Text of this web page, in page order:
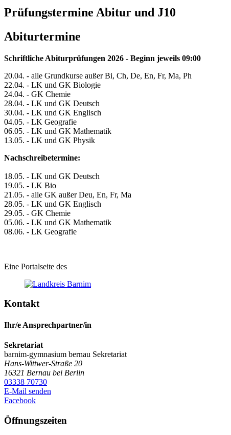
Prüfungstermine Abitur und J10
Abiturtermine
Schriftliche Abiturprüfungen 2026 - Beginn jeweils 09:00
20.04. - alle Grundkurse außer Bi, Ch, De, En, Fr, Ma, Ph
22.04. - LK und GK Biologie
24.04. - GK Chemie
28.04. - LK und GK Deutsch
30.04. - LK und GK Englisch
04.05. - LK Geografie
06.05. - LK und GK Mathematik
13.05. - LK und GK Physik
Nachschreibetermine:
18.05. - LK und GK Deutsch
19.05. - LK Bio
21.05. - alle GK außer Deu, En, Fr, Ma
28.05. - LK und GK Englisch
29.05. - GK Chemie
05.06. - LK und GK Mathematik
08.06. - LK Geografie
Eine Portalseite des
Kontakt
Ihr/e Ansprechpartner/in
Sekretariat
barnim-gymnasium bernau Sekretariat
Hans-Wittwer-Straße 20
16321 Bernau bei Berlin
03338 70730
E-Mail senden
Facebook
Öffnungszeiten